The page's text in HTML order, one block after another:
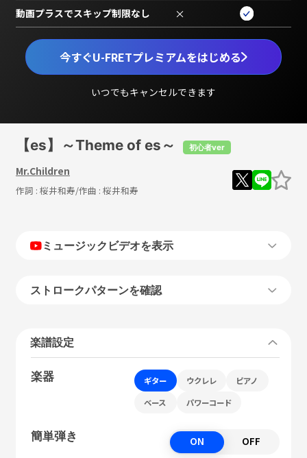
今すぐU-FRETプレミアムをはじめる
いつでもキャンセルできます
動画プラスでスキップ制限なし ×
【es】～Theme of es～ 初心者ver
Mr.Children
作詞 : 桜井和寿/作曲 : 桜井和寿
ミュージックビデオを表示
ストロークパターンを確認
楽譜設定
楽器 ギター ウクレレ ピアノ
ベース パワーコード
簡単弾き ON OFF